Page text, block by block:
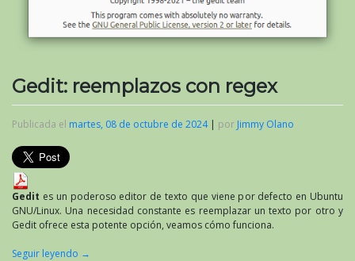
Gedit: reemplazos con regex
Publicada el martes, 08 de octubre de 2024| por Jimmy Olano
Gedit es un poderoso editor de texto que viene por defecto en Ubuntu
GNU/Linux. Una necesidad constante es reemplazar un texto por otro y
Gedit ofrece esta potente opción, veamos cómo funciona.
Seguir leyendo →